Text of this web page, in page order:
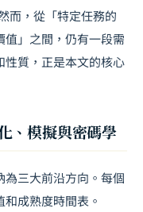
而，從「特定任務的
」之間，仍有一段需
性質，正是本文的核心
、模擬與密碼學
三大前沿方向。每個
成熟度時間表。